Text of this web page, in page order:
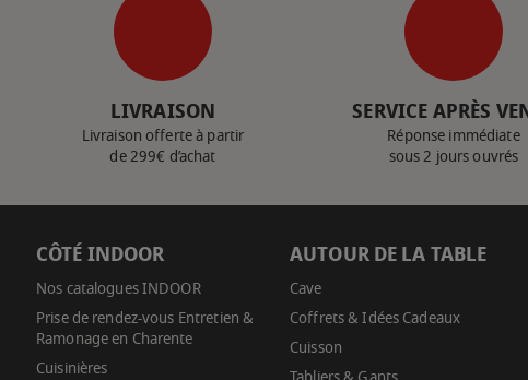
LIVRAISON
Livraison offerte à partir
de 299€ d’achat
SERVICE APRÈS
Réponse immédiate
sous 2 jours ouvrés
CÔTÉ INDOOR
Nos catalogues INDOOR
Prise de rendez-vous Entretien &
Ramonage en Charente
Cuisinières
AUTOUR DE LA TABLE
Cave
Coffrets & Idées Cadeaux
Cuisson